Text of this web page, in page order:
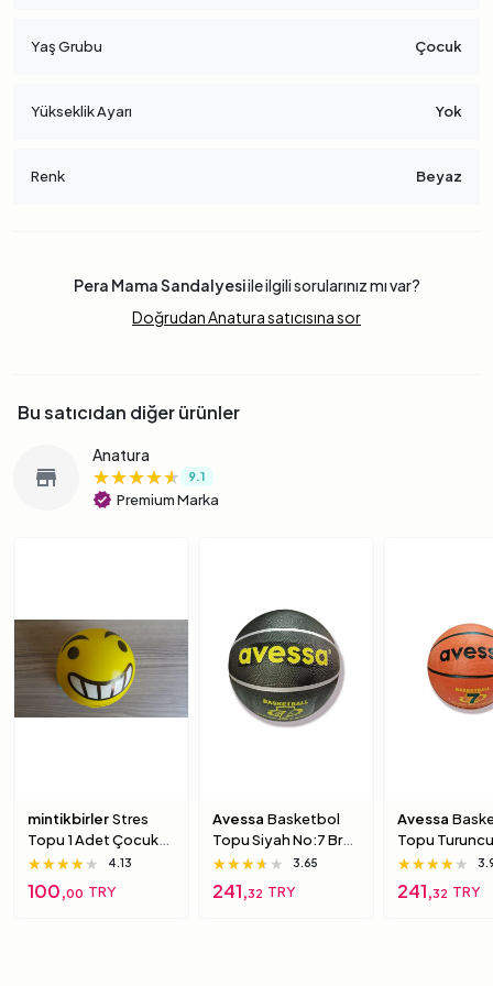
Yaş Grubu Çocuk
Yükseklik Ayarı Yok
Renk Beyaz
Pera Mama Sandalyesiile ilgili sorularınız mı var?
Doğrudan Anatura satıcısına sor
Bu satıcıdan diğer ürünler
store
Anatura
★★★★★
★★★★★
★★★★★ 9.1
verified Premium Marka
mintikbirlerStres
Topu 1 Adet Çocuk
Için Yumuşak
Süngerimsi Içi Dolu
Top 6 Numara
★★★★★
★★★★★
★★★★★ 4.13
100,00 TRY
Avessa Basketbol
Topu Siyah No:7 Brc-
7 7 Numara
★★★★★
★★★★★
★★★★★ 3.65
241,32 TRY
Avessa
Topu
Brc-7 5
★★★★★
★★★★★
★★★★★
241,32 TRY